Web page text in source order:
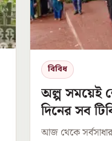
বিবিধ
অল্প সময়েই
দিনের সব
আজ থেকে